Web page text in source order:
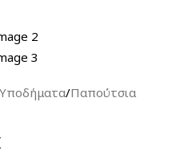
Υποδήματα/Παπούτσια